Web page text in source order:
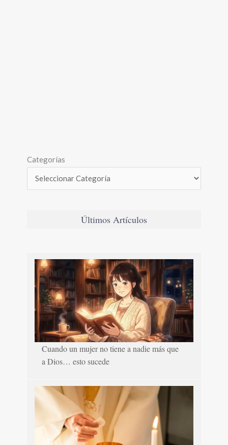
Categorías
Últimos Artículos
Cuando un mujer no tiene a nadie más que
a Dios… esto sucede